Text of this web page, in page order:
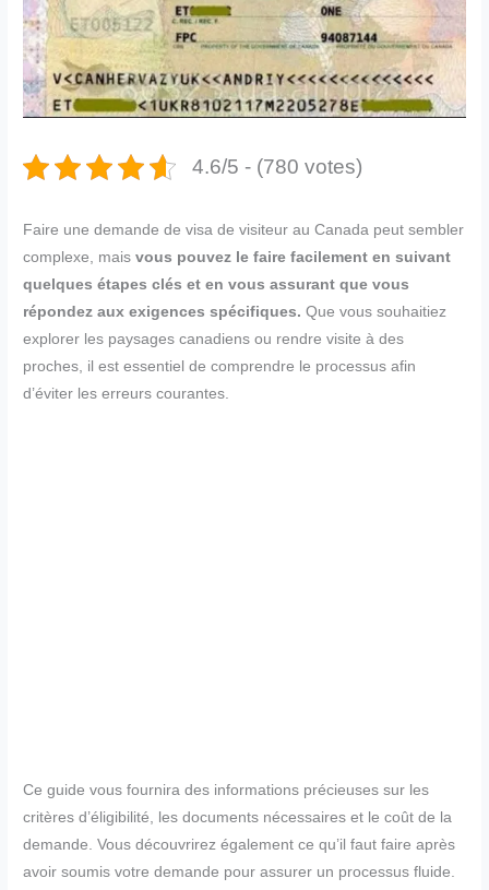
4.6/5 - (780 votes)
Faire une demande de visa de visiteur au Canada peut sembler
complexe, maisvous pouvez le faire facilement en suivant
quelques étapes clés et en vous assurant que vous
répondez aux exigences spécifiques. Que vous souhaitiez
explorer les paysages canadiens ou rendre visite à des
proches, il est essentiel de comprendre le processus afin
d’éviter les erreurs courantes.
Ce guide vous fournira des informations précieuses sur les
critères d’éligibilité, les documents nécessaires et le coût de la
demande. Vous découvrirez également ce qu’il faut faire après
avoir soumis votre demande pour assurer un processus fluide.